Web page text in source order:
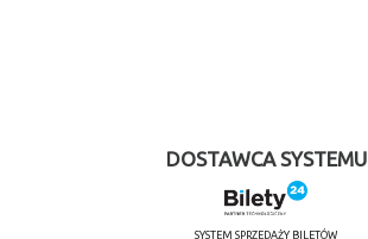
DOSTAWCA SYSTEMU
SYSTEM SPRZEDAŻY BILETÓW